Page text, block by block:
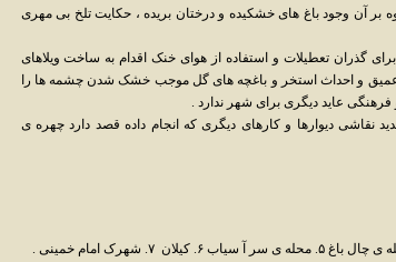
آن وجود باغ های خشکیده و درختان بریده ، حکایت تلخ بی مهری
گذران تعطیلات و استفاده از هوای خنک اقدام به ساخت ویلاهای
عمیق و احداث استخر و باغچه های گل موجب خشک شدن چشمه ها را
فرهنگی عاید دیگری برای شهر ندارد .
نقاشی دیوارها و کارهای دیگری که انجام داده قصد دارد چهره ی